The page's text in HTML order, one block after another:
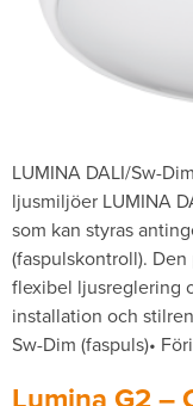
LUMINA DALI/Sw-
ljusmiljöer LUMINA
som kan styras
(faspulskontroll).
flexibel ljusreglering
installation och
Sw-Dim (faspuls)•